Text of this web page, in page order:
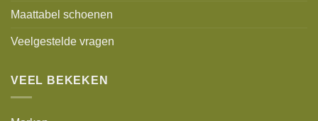
Maattabel schoenen
Veelgestelde vragen
VEEL BEKEKEN